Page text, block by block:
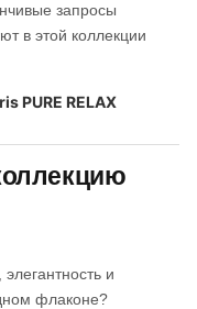
запросы
в этой коллекции
и
флаконе?